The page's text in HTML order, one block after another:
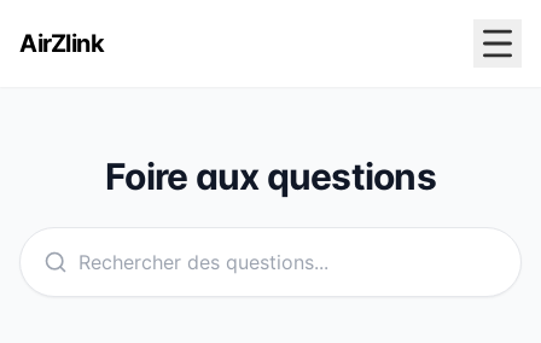
AirZlink
Foire aux questions